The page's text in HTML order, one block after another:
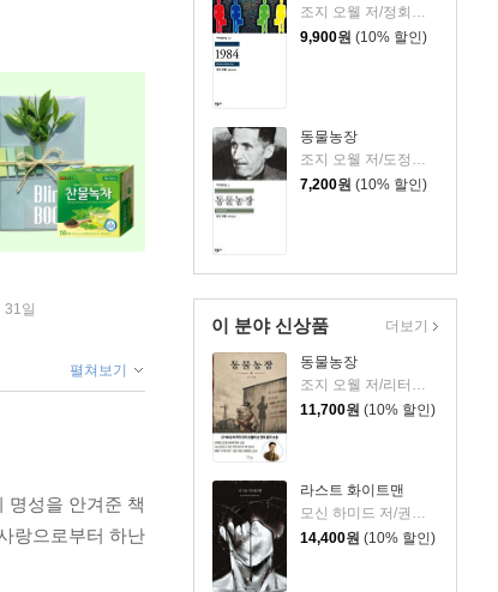
조지 오웰 저/정회성 역
9,900원 (10% 할인)
동물농장
조지 오웰 저/도정일 역
7,200원 (10% 할인)
이 분야 신상품
동물농장
조지 오웰 저/리터링크 역
11,700원 (10% 할인)
라스트 화이트맨
모신 하미드 저/권상미 역
14,400원 (10% 할인)
더보기
일
펼쳐보기
명성을 안겨준 책
랑으로부터 하난